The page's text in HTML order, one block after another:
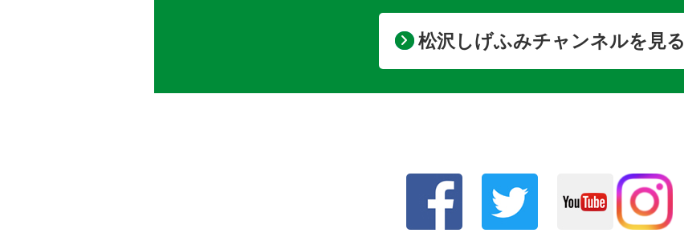
松沢しげふみチャンネルを見る